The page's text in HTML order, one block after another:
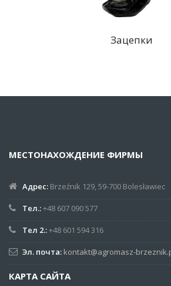
Зацепки
МЕСТОНАХОЖДЕНИЕ ФИРМЫ
Адрес: Brzeźnik 129, 59-700 Bolesławiec
Тел.:+48 607 090 577
Тел 2.:+48 601 594 316
Эл. почта: kontakt@agromasz-
КАРТА САЙТА